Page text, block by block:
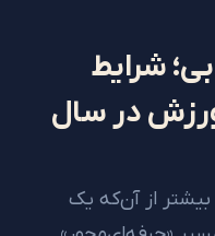
در سال
۲۰۲۶ بیشتر از آن‌که یک